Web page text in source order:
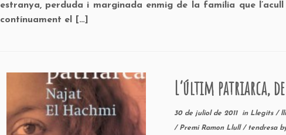
estranya, perduda i marginada enmig de la família que
contínuament el […]
L’últim patriarca,
30 de juliol de 2011in Llegits/
/ Premi Ramon Llull/ tendresa